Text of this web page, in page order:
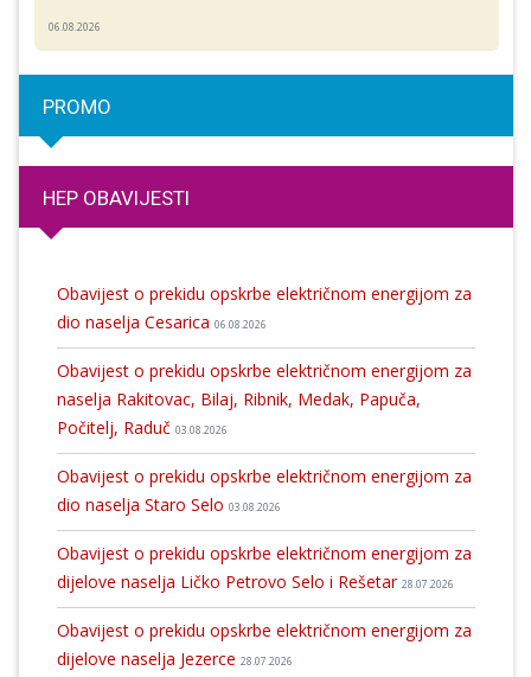
06.08.2026
PROMO
HEP OBAVIJESTI
Obavijest o prekidu opskrbe električnom energijom za
dio naselja Cesarica 06.08.2026
Obavijest o prekidu opskrbe električnom energijom za
naselja Rakitovac, Bilaj, Ribnik, Medak, Papuča,
Počitelj, Raduč 03.08.2026
Obavijest o prekidu opskrbe električnom energijom za
dio naselja Staro Selo 03.08.2026
Obavijest o prekidu opskrbe električnom energijom za
dijelove naselja Ličko Petrovo Selo i Rešetar 28.07.2026
Obavijest o prekidu opskrbe električnom energijom za
dijelove naselja Jezerce 28.07.2026